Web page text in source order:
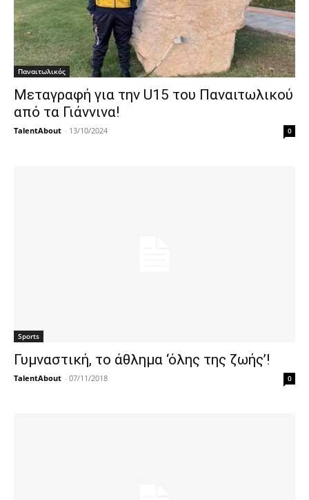
Παναιτωλικός
Μεταγραφή για την U15 του Παναιτωλικού
από τα Γιάννινα!
TalentAbout - 13/10/2024 0
Sports
Γυμναστική, το άθλημα ‘όλης της ζωής’!
TalentAbout - 07/11/2018 0